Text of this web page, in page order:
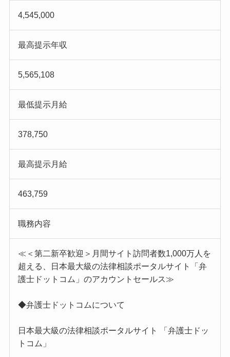
4,545,000
最高提示年収
5,565,108
最低提示月給
378,750
最高提示月給
463,759
職務内容
≪＜第二新卒歓迎＞月間サイト訪問者数1,000万人を
超える、日本最大級の法律相談ポータルサイト「弁
護士ドットコム」のアカウントセールス≫
◆弁護士ドットコムについて
日本最大級の法律相談ポータルサイト 「弁護士ドッ
トコム」